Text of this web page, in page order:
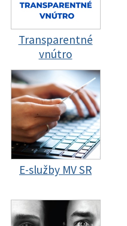
Transparentné
vnútro
E-služby MV SR